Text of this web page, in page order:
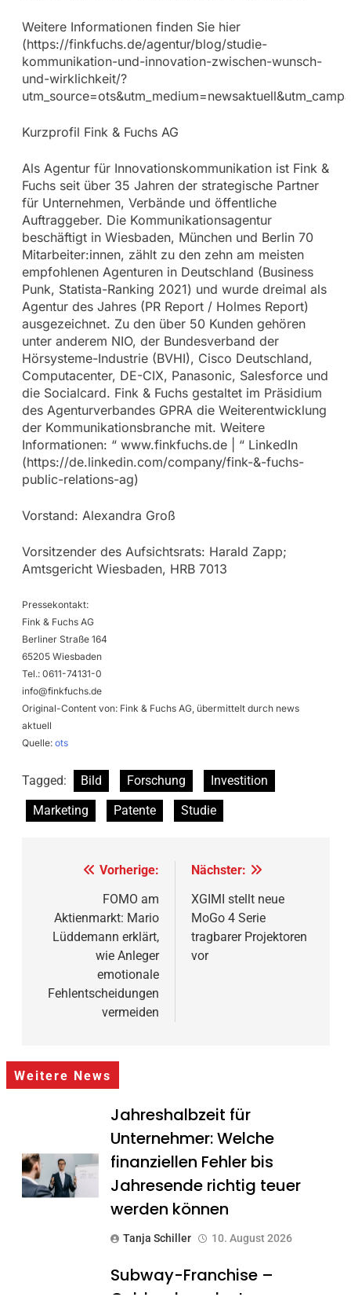
Weitere Informationen finden Sie hier
(https://finkfuchs.de/agentur/blog/studie-
kommunikation-und-innovation-zwischen-wunsch-
und-wirklichkeit/?
Kurzprofil Fink & Fuchs AG
Als Agentur für Innovationskommunikation ist Fink &
Fuchs seit über 35 Jahren der strategische Partner
für Unternehmen, Verbände und öffentliche
Auftraggeber. Die Kommunikationsagentur
beschäftigt in Wiesbaden, München und Berlin 70
Mitarbeiter:innen, zählt zu den zehn am meisten
empfohlenen Agenturen in Deutschland (Business
Punk, Statista-Ranking 2021) und wurde dreimal als
Agentur des Jahres (PR Report / Holmes Report)
ausgezeichnet. Zu den über 50 Kunden gehören
unter anderem NIO, der Bundesverband der
Hörsysteme-Industrie (BVHI), Cisco Deutschland,
Computacenter, DE-CIX, Panasonic, Salesforce und
die Socialcard. Fink & Fuchs gestaltet im Präsidium
des Agenturverbandes GPRA die Weiterentwicklung
der Kommunikationsbranche mit. Weitere
Informationen: “ www.finkfuchs.de | “ LinkedIn
(https://de.linkedin.com/company/fink-&-fuchs-
public-relations-ag)
Vorstand: Alexandra Groß
Vorsitzender des Aufsichtsrats: Harald Zapp;
Amtsgericht Wiesbaden, HRB 7013
Pressekontakt:
Fink & Fuchs AG
Berliner Straße 164
65205 Wiesbaden
Tel.: 0611-74131-0
info@finkfuchs.de
Original-Content von: Fink & Fuchs AG, übermittelt durch news
aktuell
Quelle: ots
Tagged: Bild Forschung
Investition
Marketing
Patente Studie
Beitragsnavigation
Vorherige:
FOMO am
Aktienmarkt: Mario
Lüddemann erklärt,
wie Anleger
emotionale
Fehlentscheidungen
vermeiden
Nächster:
XGIMI stellt neue
MoGo 4 Serie
tragbarer Projektoren
vor
Weitere News
Jahreshalbzeit für
Unternehmer: Welche
finanziellen Fehler bis
Jahresende richtig teuer
werden können
Tanja Schiller 10. August 2026
Subway-Franchise –
Goldgrube oder teurer